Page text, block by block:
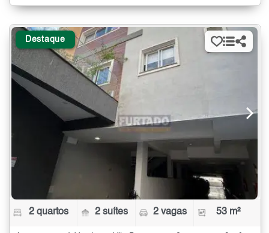
Destaque
2 quartos 2 suítes 2 vagas 53 m²